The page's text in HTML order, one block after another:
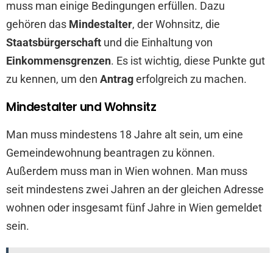
muss man einige Bedingungen erfüllen. Dazu
gehören das Mindestalter, der Wohnsitz, die
Staatsbürgerschaft und die Einhaltung von
Einkommensgrenzen. Es ist wichtig, diese Punkte gut
zu kennen, um den Antragerfolgreich zu machen.
Mindestalter und Wohnsitz
Man muss mindestens 18 Jahre alt sein, um eine
Gemeindewohnung beantragen zu können.
Außerdem muss man in Wien wohnen. Man muss
seit mindestens zwei Jahren an der gleichen Adresse
wohnen oder insgesamt fünf Jahre in Wien gemeldet
sein.